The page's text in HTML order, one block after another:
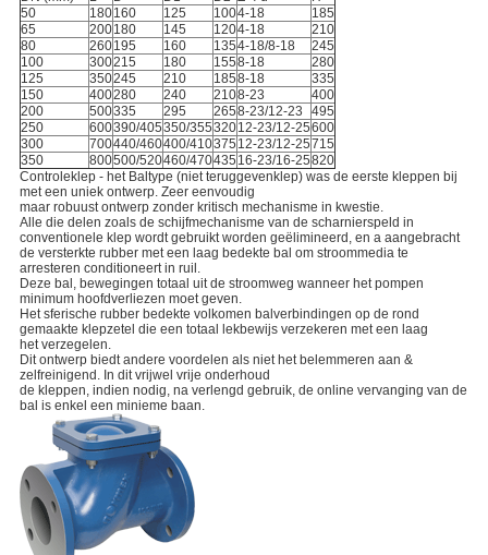
50
180160 125 1004-18
185
65
200180 145 1204-18
210
80
260195 160 1354-18/8-18
245
100
300215 180 1558-18
280
125
350245 210 1858-18
335
150
400280 240 2108-23
400
200
500335 295 2658-23/12-23
495
250
600390/405350/35532012-23/12-25600
300
700440/460400/410375 12-23/12-25715
350
800500/520460/470435 16-23/16-25820
Controleklep - het Baltype (niet teruggevenklep) was de eerste kleppen bij
met een uniek ontwerp. Zeer eenvoudig
maar robuust ontwerp zonder kritisch mechanisme in kwestie.
Alle die delen zoals de schijfmechanisme van de scharnierspeld in
conventionele klep wordt gebruikt worden geëlimineerd, en a aangebracht
de versterkte rubber met een laag bedekte bal om stroommedia te
arresteren conditioneert in ruil.
Deze bal, bewegingen totaal uit de stroomweg wanneer het pompen
minimum hoofdverliezen moet geven.
Het sferische rubber bedekte volkomen balverbindingen op de rond
gemaakte klepzetel die een totaal lekbewijs verzekeren met een laag
het verzegelen.
Dit ontwerp biedt andere voordelen als niet het belemmeren aan &
zelfreinigend. In dit vrijwel vrije onderhoud
de kleppen, indien nodig, na verlengd gebruik, de online vervanging van de
bal is enkel een minieme baan.